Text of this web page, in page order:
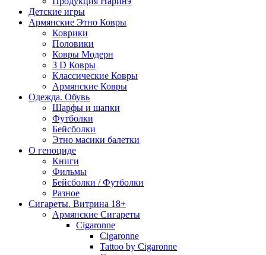
Детские игры
Армянские Этно Ковры
Коврики
Половики
Ковры Модерн
3 D Ковры
Классические Ковры
Армянские Ковры
Одежда. Обувь
Шарфы и шапки
Футболки
Бейсболки
Этно масики балетки
О геноциде
Книги
Фильмы
Бейсболки / Футболки
Разное
Сигареты. Витрина 18+
Армянские Сигареты
Cigaronne
Cigaronne
Tattoo by Cigaronne